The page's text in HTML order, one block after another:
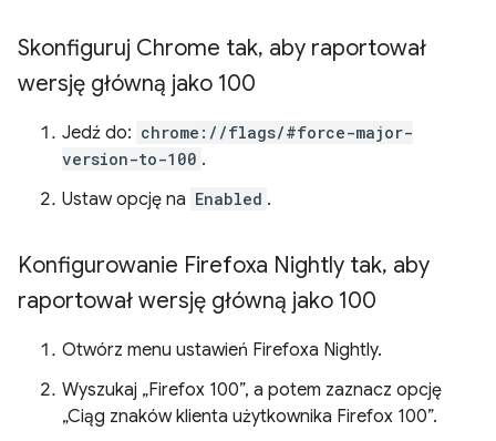
Skonfiguruj Chrome tak, aby raportował
wersję główną jako 100
Jedź do: chrome://flags/#force-major-
version-to-100 .
Ustaw opcję na Enabled .
Konfigurowanie Firefoxa Nightly tak, aby
raportował wersję główną jako 100
Otwórz menu ustawień Firefoxa Nightly.
Wyszukaj „Firefox 100”, a potem zaznacz opcję
„Ciąg znaków klienta użytkownika Firefox 100”.